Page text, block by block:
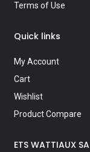
Terms of Use
Quick links
My Account
Cart
Wishlist
Product Compare
ETS WATTIAUX SA